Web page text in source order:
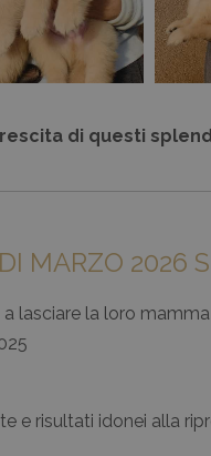
di questi
MARZO 2026
lasciare la loro
e risultati idonei alla